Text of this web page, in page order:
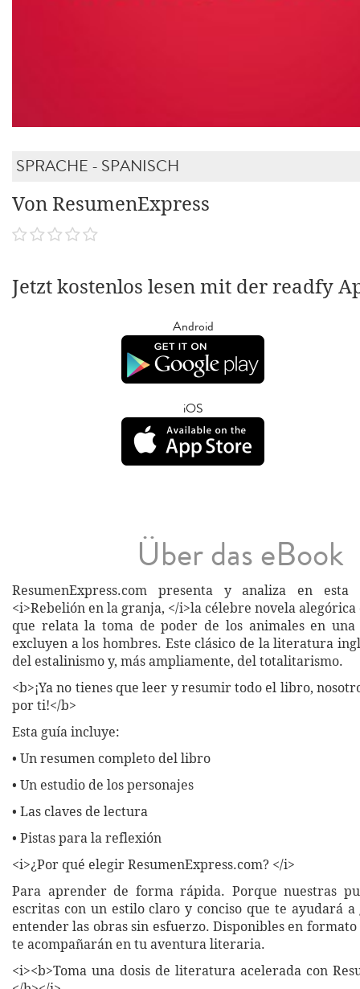
SPRACHE - SPANISCH
Von ResumenExpress
Jetzt kostenlos lesen mit der readfy
Android
iOS
Über das eBook
ResumenExpress.com presenta y analiza en
<i>Rebelión en la granja, </i>la célebre novela
que relata la toma de poder de los animales en
excluyen a los hombres. Este clásico de la literatura
del estalinismo y, más ampliamente, del totalitarismo.
<b>¡Ya no tienes que leer y resumir todo el libro,
por ti!</b>
Esta guía incluye:
• Un resumen completo del libro
• Un estudio de los personajes
• Las claves de lectura
• Pistas para la reflexión
<i>¿Por qué elegir ResumenExpress.com? </i>
Para aprender de forma rápida. Porque nuestras
escritas con un estilo claro y conciso que te ayudará
entender las obras sin esfuerzo. Disponibles en
te acompañarán en tu aventura literaria.
<i><b>Toma una dosis de literatura acelerada con